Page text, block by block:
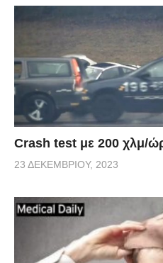
Crash test με 200 χλμ/
23 ΔΕΚΕΜΒΡΊΟΥ, 2023